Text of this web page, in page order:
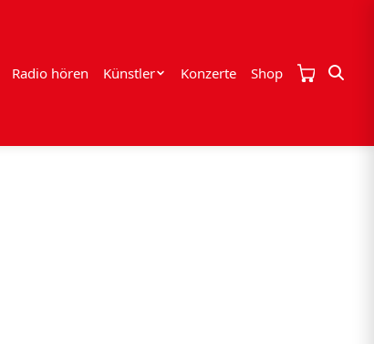
Radio hören Künstler Konzerte Shop